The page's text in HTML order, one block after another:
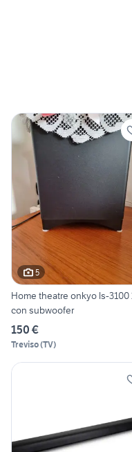
5
Home theatre onkyo ls-3100
con subwoofer
150 €
Treviso(TV)